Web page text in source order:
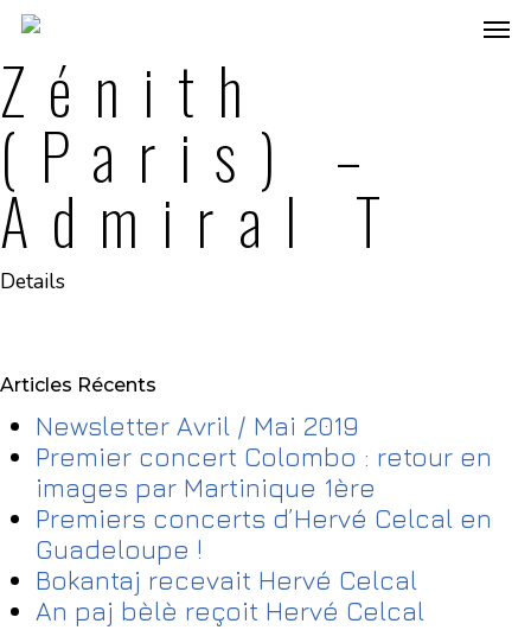
Zénith
(Paris) –
Admiral T
Details
Articles Récents
Newsletter Avril / Mai 2019
Premier concert Colombo : retour en
images par Martinique 1ère
Premiers concerts d’Hervé Celcal en
Guadeloupe !
Bokantaj recevait Hervé Celcal
An paj bèlè reçoit Hervé Celcal